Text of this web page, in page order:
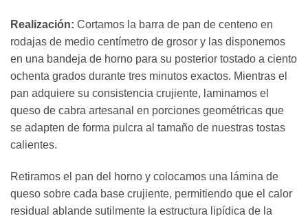
Realización: Cortamos la barra de pan de centeno en
rodajas de medio centímetro de grosor y las disponemos
en una bandeja de horno para su posterior tostado a ciento
ochenta grados durante tres minutos exactos. Mientras el
pan adquiere su consistencia crujiente, laminamos el
queso de cabra artesanal en porciones geométricas que
se adapten de forma pulcra al tamaño de nuestras tostas
calientes.
Retiramos el pan del horno y colocamos una lámina de
queso sobre cada base crujiente, permitiendo que el calor
residual ablande sutilmente la estructura lipídica de la